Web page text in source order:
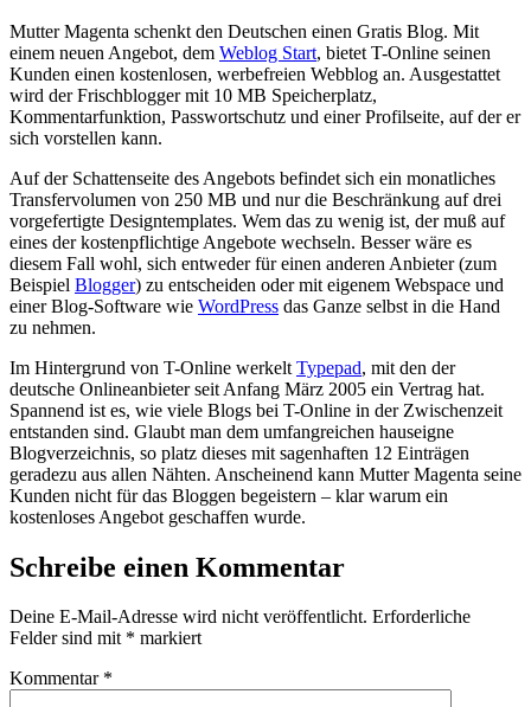
Mutter Magenta schenkt den Deutschen einen Gratis Blog. Mit
einem neuen Angebot, dem Weblog Start, bietet T-Online seinen
Kunden einen kostenlosen, werbefreien Webblog an. Ausgestattet
wird der Frischblogger mit 10 MB Speicherplatz,
Kommentarfunktion, Passwortschutz und einer Profilseite, auf der er
sich vorstellen kann.
Auf der Schattenseite des Angebots befindet sich ein monatliches
Transfervolumen von 250 MB und nur die Beschränkung auf drei
vorgefertigte Designtemplates. Wem das zu wenig ist, der muß auf
eines der kostenpflichtige Angebote wechseln. Besser wäre es
diesem Fall wohl, sich entweder für einen anderen Anbieter (zum
Beispiel Blogger) zu entscheiden oder mit eigenem Webspace und
einer Blog-Software wie WordPress das Ganze selbst in die Hand
zu nehmen.
Im Hintergrund von T-Online werkelt Typepad, mit den der
deutsche Onlineanbieter seit Anfang März 2005 ein Vertrag hat.
Spannend ist es, wie viele Blogs bei T-Online in der Zwischenzeit
entstanden sind. Glaubt man dem umfangreichen hauseigne
Blogverzeichnis, so platz dieses mit sagenhaften 12 Einträgen
geradezu aus allen Nähten. Anscheinend kann Mutter Magenta seine
Kunden nicht für das Bloggen begeistern – klar warum ein
kostenloses Angebot geschaffen wurde.
Schreibe einen Kommentar
Deine E-Mail-Adresse wird nicht veröffentlicht. Erforderliche
Felder sind mit * markiert
Kommentar *